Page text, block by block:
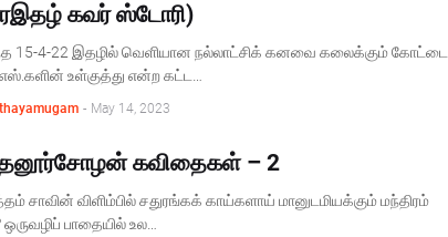
கவர் ஸ்டோரி)
15-4-22 இதழில் வெளியான நல்லாட்சிக் கனவை கலைக்கும் கோட்டை
உள்குத்து என்ற கட்ட…
- May 14, 2023
கவிதைகள் – 2
சாவின் விளிம்பில் சதுரங்கக் காய்களாய் மானுடமியக்கும் மந்திரம்
ஒருவழிப் பாதையில் உல…